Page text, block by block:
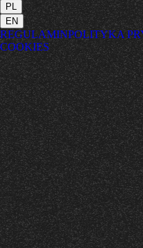
PL
EN
REGULAMINPOLITYKA
COOKIES